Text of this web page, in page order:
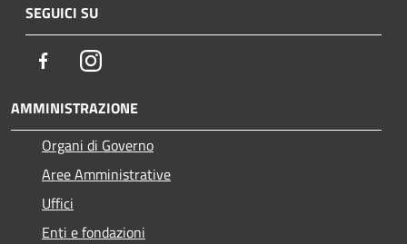
SEGUICI SU
FacebookInstagram
AMMINISTRAZIONE
Organi di Governo
Aree Amministrative
Uffici
Enti e fondazioni